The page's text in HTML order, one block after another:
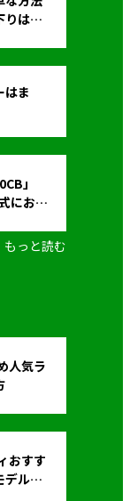
は短
はま
」
にお披
もっと読む
人気ラ
おすす
デルの